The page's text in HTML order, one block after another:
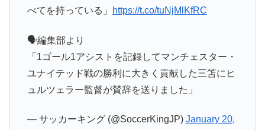
べてを持っている」
https://t.co/tuNjMlKfRC
🗣編集部より
「1ゴール1アシストを記録してマンチェスター・
ユナイテッド戦の勝利に大きく貢献した三笘にヒ
ュルツェラー監督が賛辞を送りました」
— サッカーキング (@SoccerKingJP) January 20,